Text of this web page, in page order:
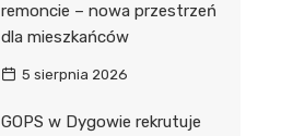
remoncie – nowa przestrzeń
dla mieszkańców
5 sierpnia 2026
GOPS w Dygowie rekrutuje